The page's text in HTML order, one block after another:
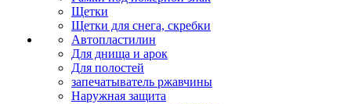
Щетки
Щетки для снега, скребки
Автопластилин
Для днища и арок
Для полостей
запечатыватель ржавчины
Наружная защита